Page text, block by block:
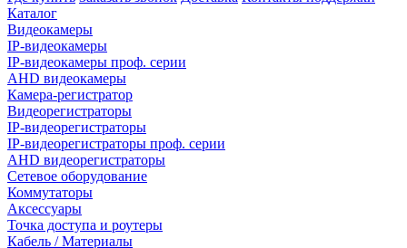
Каталог
Видеокамеры
IP-видеокамеры
IP-видеокамеры проф. серии
AHD видеокамеры
Камера-регистратор
Видеорегистраторы
IP-видеорегистраторы
IP-видеорегистраторы проф. серии
AHD видеорегистраторы
Сетевое оборудование
Коммутаторы
Аксессуары
Точка доступа и роутеры
Кабель / Материалы